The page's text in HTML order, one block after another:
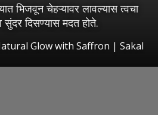
भिजवून चेहऱ्यावर लावल्यास त्वचा
सुंदर दिसण्यास मदत होते.
Glow with Saffron | Sakal